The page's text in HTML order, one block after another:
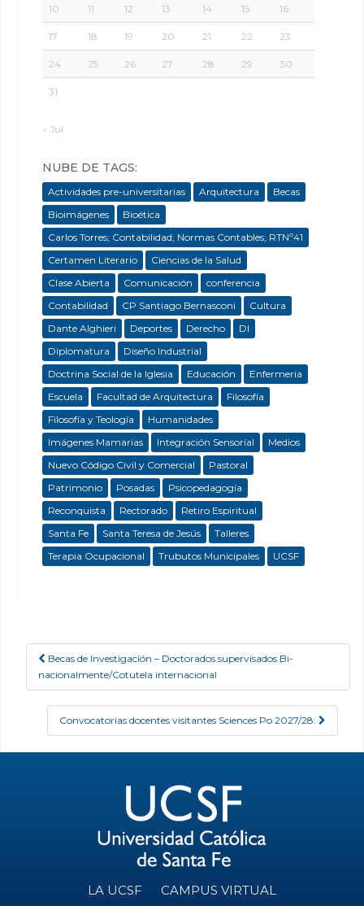
10 11 12 13 14 15 16
17 18 19 20 21 22 23
24 25 26 27 28 29 30
31
« Jul
NUBE DE TAGS:
Actividades pre-universitarias Arquitectura
Becas
Bioimágenes
Bioética
Carlos Torres; Contabilidad; Normas Contables; RTNº41
Certamen Literario
Ciencias de la Salud
Clase Abierta
Comunicación
conferencia
Contabilidad
CP Santiago Bernasconi
Cultura
Dante Alghieri
Deportes Derecho
DI
Diplomatura
Diseño Industrial
Doctrina Social de la Iglesia
Educación
Enfermeria
Escuela
Facultad de Arquitectura
Filosofía
Filosofía y Teología
Humanidades
Imágenes Mamarias
Integración Sensorial
Medios
Nuevo Código Civil y Comercial
Pastoral
Patrimonio
Posadas
Psicopedagogía
Reconquista
Rectorado
Retiro Espiritual
Santa Fe
Santa Teresa de Jesús
Talleres
Terapia Ocupacional
Trubutos Municipales UCSF
Post navigation
Becas de Investigación – Doctorados supervisados Bi-
nacionalmente/Cotutela internacional
Convocatorias docentes visitantes Sciences Po 2027/28:
LA UCSF CAMPUS VIRTUAL